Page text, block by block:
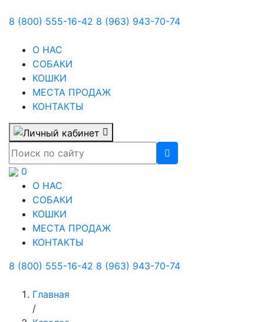
8 (800) 555-16-42 8 (963) 943-70-74
О НАС
СОБАКИ
КОШКИ
МЕСТА ПРОДАЖ
КОНТАКТЫ
0
О НАС
СОБАКИ
КОШКИ
МЕСТА ПРОДАЖ
КОНТАКТЫ
8 (800) 555-16-42 8 (963) 943-70-74
Главная
/